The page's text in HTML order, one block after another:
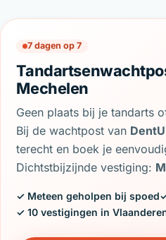
7 dagen op 7
Mechelen
Geen plaats bij je tandarts
Bij de wachtpost van
terecht en boek je
Dichtstbijzijnde vestiging:
✓ Meteen geholpen bij spoed
✓ 10 vestigingen in